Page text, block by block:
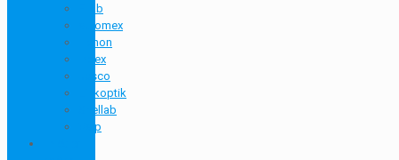
Ellab
euromex
Hanon
Index
Jasco
Linkoptik
Shellab
Velp